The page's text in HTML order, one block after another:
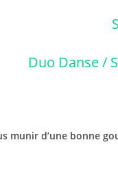
Duo Danse /
munir d’une bonne